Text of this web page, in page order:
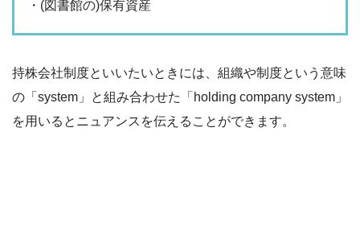
・(図書館の)保有資産
持株会社制度といいたいときには、組織や制度という意味
の「system」と組み合わせた「holding company system」
を用いるとニュアンスを伝えることができます。